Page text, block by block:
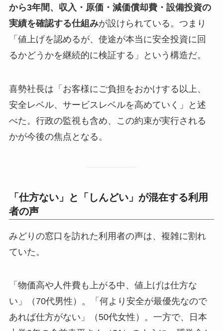
から3年間、収入・原価・減価償却費・設備投資の
実績を確認する仕組みが設けられている。つまり
「値上げを認めるが、使途が本当に安全投資に回
るかどうかを継続的に検証する」という構造だ。
喜勢社長は「お客様にご負担をおかけする以上、
安全レベル、サービスレベルを高めていく」と述
べた。行政の監視も含め、この約束が実行される
かが今後の焦点となる。
「仕方ない」と「しんどい」が混在する利用
者の声
みどりの窓口を訪れた利用者の声は、複雑に割れ
ていた。
「物価高や人件費も上がる中、値上げは仕方な
い」（70代男性）。「何より安全が最優先なので
あれば仕方がない」（50代女性）。一方で、日本